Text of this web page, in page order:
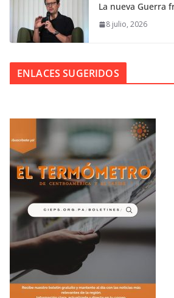
La nueva Guerra
8 julio, 2026
ENLACES SUGERIDOS